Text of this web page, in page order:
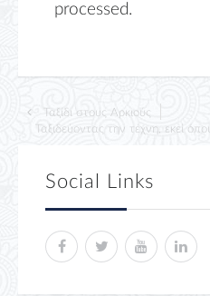
processed.
Ταξίδι στους Αρκιούς
Ταξιδεύοντας την τέχνη, εκεί
Social Links